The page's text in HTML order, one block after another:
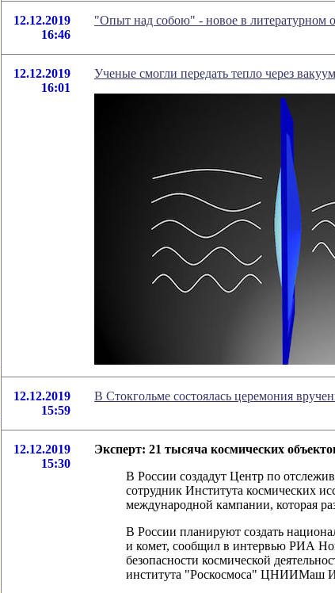
12.12.2019
16:46
"Опыт над собою" - новое в литературном
12.12.2019
16:01
Ученые смогли передать тепло через
12.12.2019
15:59
В Стокгольме состоялась церемония
12.12.2019
15:30
Эксперт: 21 тысяча космических
В России создадут Центр по
сотрудник Института космических
международной кампании, которая
В России планируют создать
и комет, сообщил в интервью РИА
безопасности космической
института "Роскосмоса" ЦНИИМаш